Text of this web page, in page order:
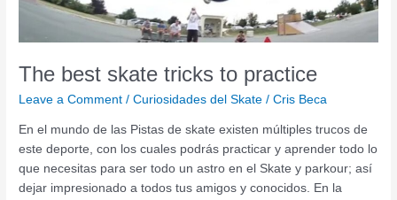
The best skate tricks to practice
Leave a Comment /Curiosidades del Skate /Cris Beca
En el mundo de las Pistas de skate existen múltiples trucos de
este deporte, con los cuales podrás practicar y aprender todo lo
que necesitas para ser todo un astro en el Skate y parkour; así
dejar impresionado a todos tus amigos y conocidos. En la